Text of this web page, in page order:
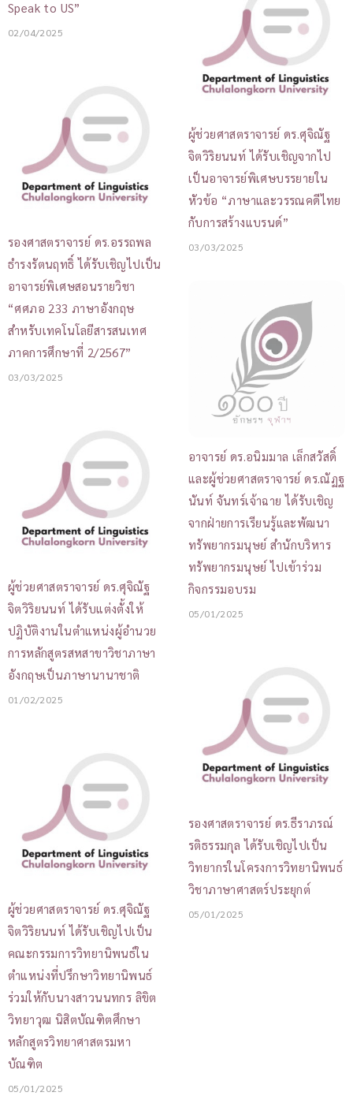
Speak to US”
02/04/2025
รองศาสตราจารย์ ดร.อรรถพล
ธำรงรัตนฤทธิ์ ได้รับเชิญไปเป็น
อาจารย์พิเศษสอนรายวิชา
“ศศภอ 233 ภาษาอังกฤษ
สำหรับเทคโนโลยีสารสนเทศ
ภาคการศึกษาที่ 2/2567”
03/03/2025
ผู้ช่วยศาสตราจารย์ ดร.ศุจิณัฐ
จิตวิริยนนท์ ได้รับเชิญจากไป
เป็นอาจารย์พิเศษบรรยายใน
หัวข้อ “ภาษาและวรรณคดีไทย
กับการสร้างแบรนด์”
03/03/2025
ผู้ช่วยศาสตราจารย์ ดร.ศุจิณัฐ
จิตวิริยนนท์ ได้รับแต่งตั้งให้
ปฏิบัติงานในตำแหน่งผู้อำนวย
การหลักสูตรสหสาขาวิชาภาษา
อังกฤษเป็นภาษานานาชาติ
01/02/2025
อาจารย์ ดร.อนิมมาล เล็กสวัสดิ์
และผู้ช่วยศาสตราจารย์ ดร.ณัฏฐ
นันท์ จันทร์เจ้าฉาย ได้รับเชิญ
จากฝ่ายการเรียนรู้และพัฒนา
ทรัพยากรมนุษย์ สำนักบริหาร
ทรัพยากรมนุษย์ ไปเข้าร่วม
กิจกรรมอบรม
05/01/2025
ผู้ช่วยศาสตราจารย์ ดร.ศุจิณัฐ
จิตวิริยนนท์ ได้รับเชิญไปเป็น
คณะกรรมการวิทยานิพนธ์ใน
ตำแหน่งที่ปรึกษาวิทยานิพนธ์
ร่วมให้กับนางสาวนนทกร ลิขิต
วิทยาวุฒ นิสิตบัณฑิตศึกษา
หลักสูตรวิทยาศาสตรมหา
บัณฑิต
05/01/2025
รองศาสตราจารย์ ดร.ธีราภรณ์
รติธรรมกุล ได้รับเชิญไปเป็น
วิทยากรในโครงการวิทยานิพนธ์
วิชาภาษาศาสตร์ประยุกต์
05/01/2025